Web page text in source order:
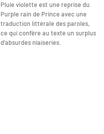
Pluie violette est une reprise du
Purple rain de Prince avec une
traduction littérale des paroles,
ce qui confère au texte un surplus
d'absurdes niaiseries.